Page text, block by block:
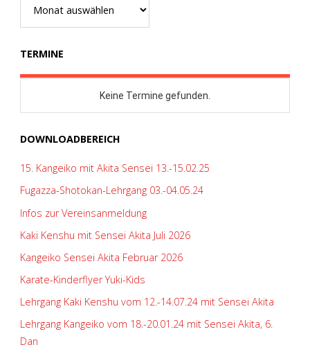
TERMINE
DOWNLOADBEREICH
15. Kangeiko mit Akita Sensei 13.-15.02.25
Fugazza-Shotokan-Lehrgang 03.-04.05.24
Infos zur Vereinsanmeldung
Kaki Kenshu mit Sensei Akita Juli 2026
Kangeiko Sensei Akita Februar 2026
Karate-Kinderflyer Yuki-Kids
Lehrgang Kaki Kenshu vom 12.-14.07.24 mit Sensei Akita
Lehrgang Kangeiko vom 18.-20.01.24 mit Sensei Akita, 6.
Dan